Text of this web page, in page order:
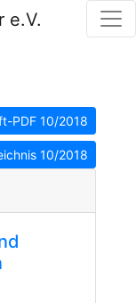
PDF 10/2018
10/2018